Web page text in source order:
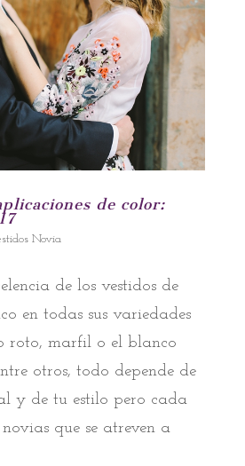
de color:
Novia
de los vestidos de
en todas sus variedades
roto, marfil o el blanco
otros, todo depende de
y de tu estilo pero cada
que se atreven a